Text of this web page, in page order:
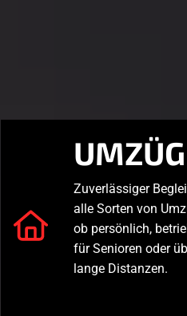
Zuverlässiger
alle Sorten von
ob persönlich,
für Senioren oder
lange Distanzen.